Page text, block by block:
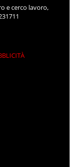
e cerco lavoro,